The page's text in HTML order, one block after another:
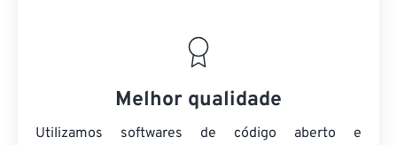
Melhor qualidade
Utilizamos softwares de código aberto e